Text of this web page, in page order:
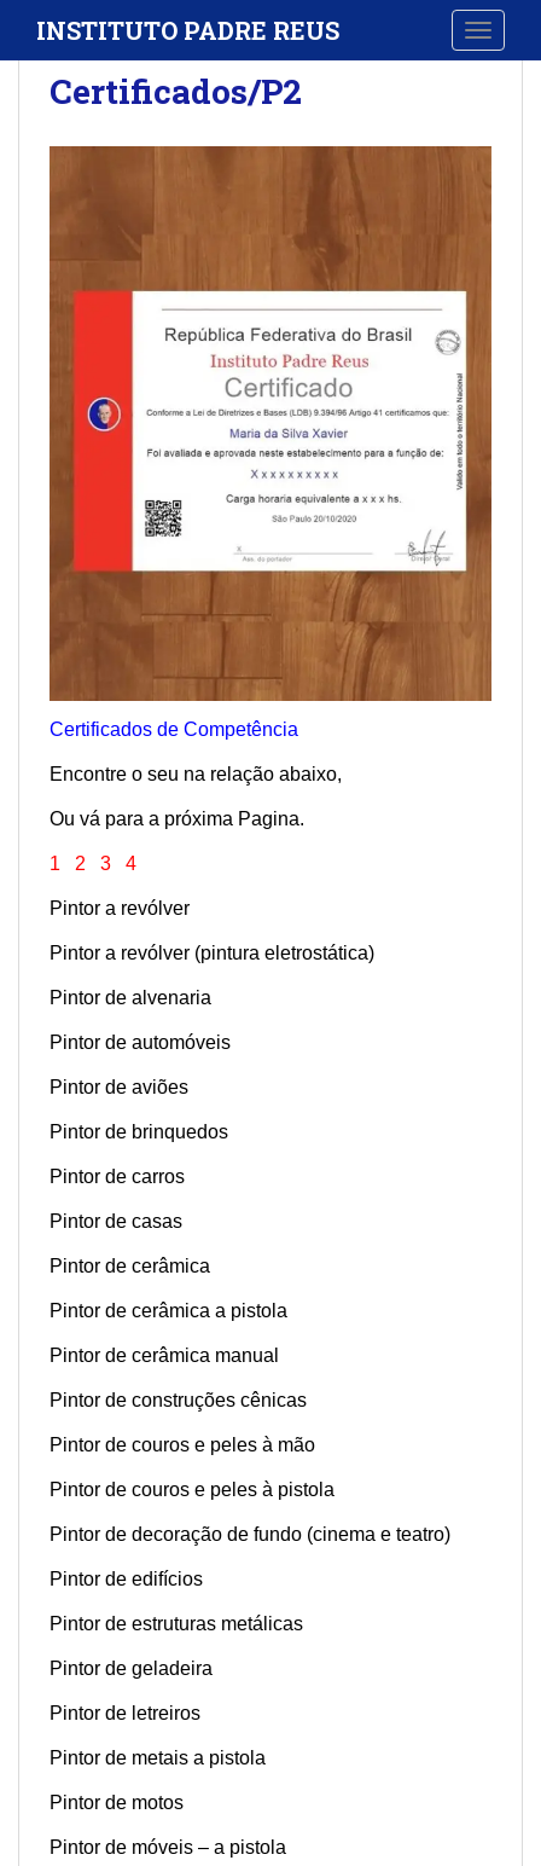
i
INSTITUTO PADRE REUS
Certificados/P2
Certificados de Competência
Encontre o seu na relação abaixo,
Ou vá para a próxima Pagina.
1 2 3 4
Pintor a revólver
Pintor a revólver (pintura eletrostática)
Pintor de alvenaria
Pintor de automóveis
Pintor de aviões
Pintor de brinquedos
Pintor de carros
Pintor de casas
Pintor de cerâmica
Pintor de cerâmica a pistola
Pintor de cerâmica manual
Pintor de construções cênicas
Pintor de couros e peles à mão
Pintor de couros e peles à pistola
Pintor de decoração de fundo (cinema e teatro)
Pintor de edifícios
Pintor de estruturas metálicas
Pintor de geladeira
Pintor de letreiros
Pintor de metais a pistola
Pintor de motos
Pintor de móveis – a pistola